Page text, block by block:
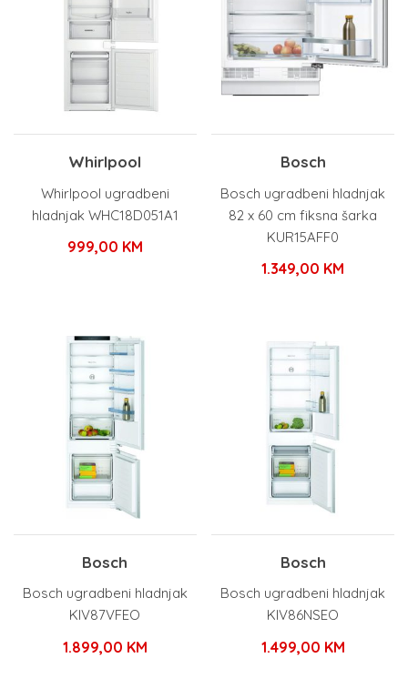
Whirlpool
Whirlpool ugradbeni
hladnjak WHC18D051A1
999,00 KM
Bosch
Bosch ugradbeni hladnjak
82 x 60 cm fiksna šarka
KUR15AFF0
1.349,00 KM
Bosch
Bosch ugradbeni hladnjak
KIV87VFEO
1.899,00 KM
Bosch
Bosch ugradbeni hladnjak
KIV86NSEO
1.499,00 KM